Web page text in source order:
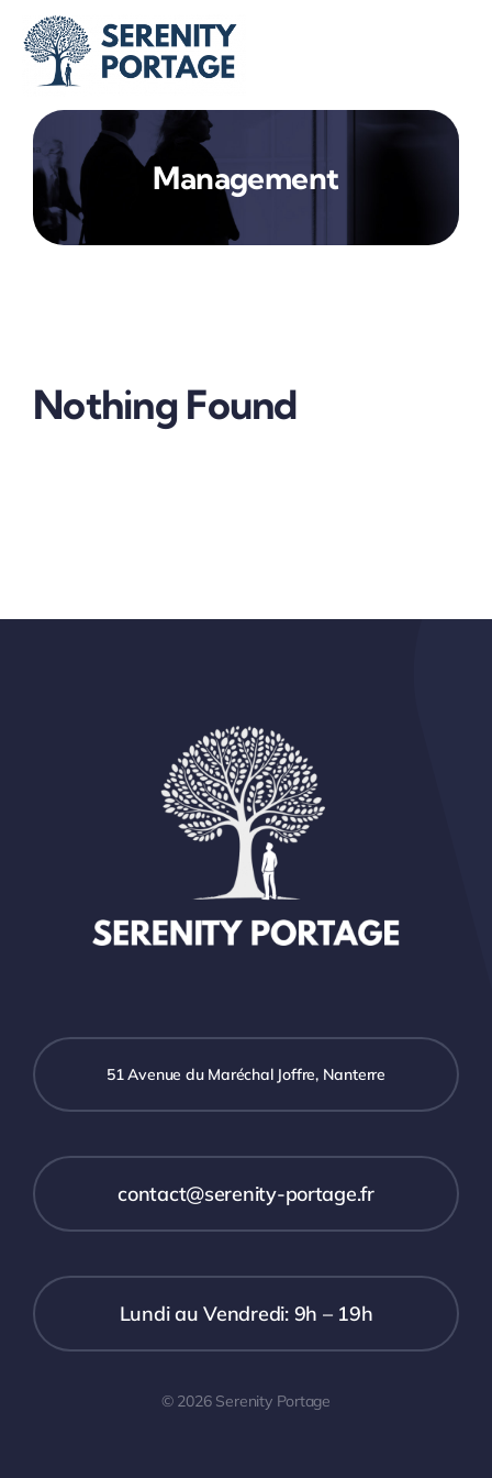
Passer
contenu
Management
Nothing Found
51 Avenue du Maréchal Joffre, Nanterre
contact@serenity-portage.fr
Lundi au Vendredi: 9h – 19h
© 2026 Serenity Portage